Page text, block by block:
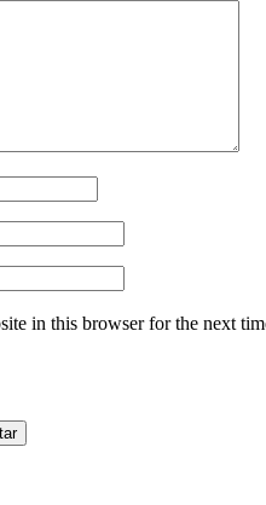
in this browser for the next